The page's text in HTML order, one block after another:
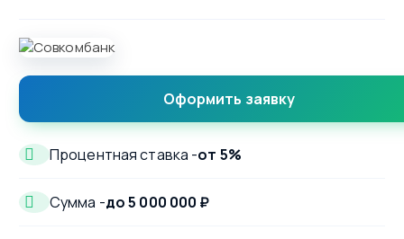
Оформить заявку
Процентная ставка -от 5%
Сумма -до 5 000 000 ₽